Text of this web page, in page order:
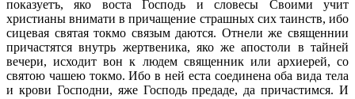
показуетъ, яко воста Господь и словесы Своими учит
христианы внимати в причащение страшных сих таинств, ибо
сицевая святая токмо связым даются. Отнели же священнии
причастятся внутрь жертвеника, яко же апостоли в тайней
вечери, исходит вон к людем священник или архиерей, со
святою чашею токмо. Ибо в ней еста соединена оба вида тела
и крови Господни, яже Господь предаде, да причастимся. И